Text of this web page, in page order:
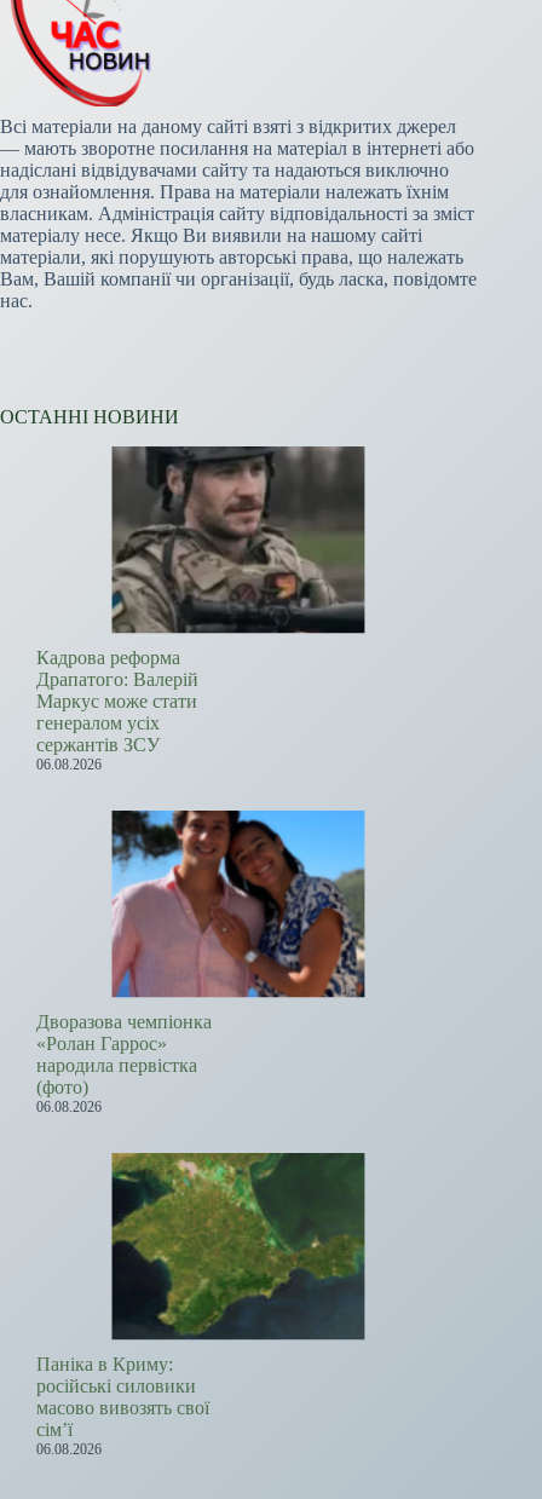
Всі матеріали на даному сайті взяті з відкритих джерел
— мають зворотне посилання на матеріал в інтернеті або
надіслані відвідувачами сайту та надаються виключно
для ознайомлення. Права на матеріали належать їхнім
власникам. Адміністрація сайту відповідальності за зміст
матеріалу несе. Якщо Ви виявили на нашому сайті
матеріали, які порушують авторські права, що належать
Вам, Вашій компанії чи організації, будь ласка, повідомте
нас.
ОСТАННІ НОВИНИ
Кадрова реформа
Драпатого: Валерій
Маркус може стати
генералом усіх
сержантів ЗСУ
06.08.2026
Дворазова чемпіонка
«Ролан Гаррос»
народила первістка
(фото)
06.08.2026
Паніка в Криму:
російські силовики
масово вивозять свої
сім’ї
06.08.2026